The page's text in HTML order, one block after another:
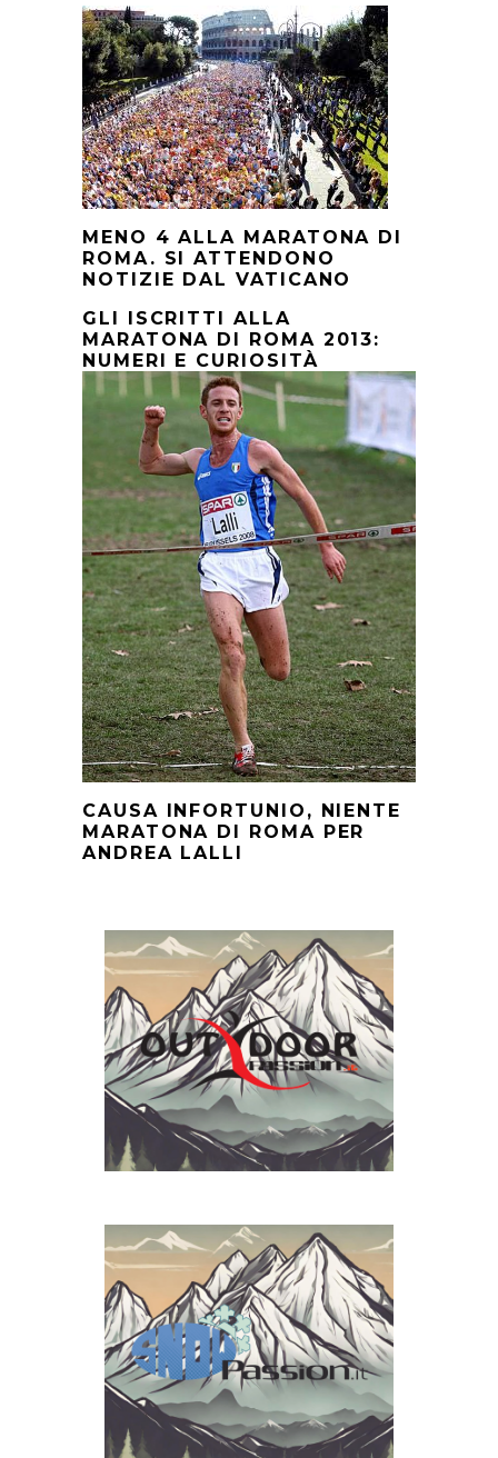
MENO 4 ALLA MARATONA DI
ROMA. SI ATTENDONO
NOTIZIE DAL VATICANO
GLI ISCRITTI ALLA
MARATONA DI ROMA 2013:
NUMERI E CURIOSITÀ
CAUSA INFORTUNIO, NIENTE
MARATONA DI ROMA PER
ANDREA LALLI